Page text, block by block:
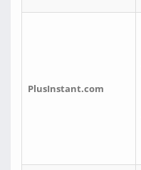
PlusInstant.com